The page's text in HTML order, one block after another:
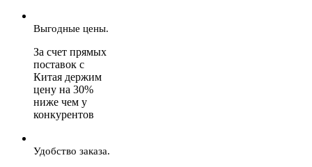
Выгодные цены.
За счет прямых
поставок с
Китая держим
цену на 30%
ниже чем у
конкурентов
Удобство заказа.